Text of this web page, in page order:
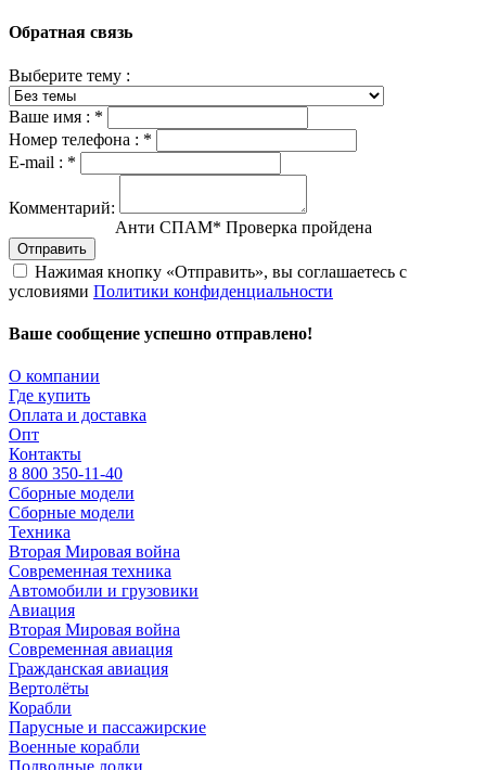
Обратная связь
Выберите тему :
Ваше имя : *
Номер телефона : *
E-mail : *
Комментарий:
Анти СПАМ* Проверка пройдена
Отправить
Нажимая кнопку «Отправить», вы соглашаетесь с
условиями Политики конфиденциальности
Ваше сообщение успешно отправлено!
О компании
Где купить
Оплата и доставка
Опт
Контакты
8 800 350-11-40
Сборные модели
Сборные модели
Техника
Вторая Мировая война
Современная техника
Автомобили и грузовики
Авиация
Вторая Мировая война
Современная авиация
Гражданская авиация
Вертолёты
Корабли
Парусные и пассажирские
Военные корабли
Подводные лодки